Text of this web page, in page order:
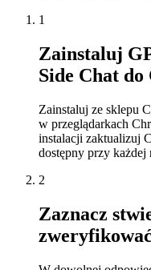
1
Zainstaluj
Side Chat
Zainstaluj ze sklepu
w przeglądarkach
instalacji zaktualizuj
dostępny przy każdej
2
Zaznacz
zweryfikować